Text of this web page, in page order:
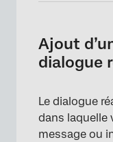
Ajout
dialogue
Le dialogue
dans laquelle
message ou